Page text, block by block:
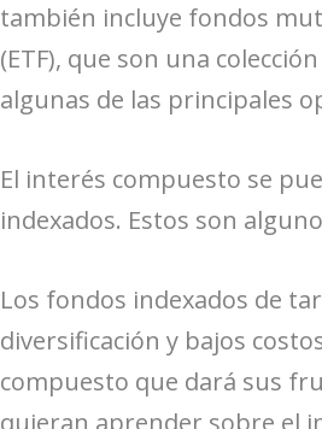
también incluye fondos
(ETF), que son una
algunas de las principales
El interés compuesto se
indexados. Estos son
Los fondos indexados de
diversificación y bajos
compuesto que dará sus